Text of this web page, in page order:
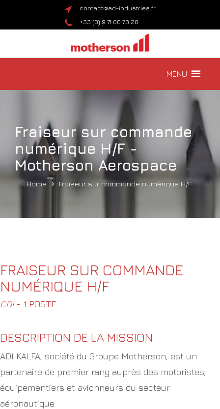
contact@ad-industries.fr
+33 (0) 9 71 00 73 20
MENU
Fraiseur sur commande
numérique H/F -
Motherson Aerospace
Home Fraiseur sur commande numérique H/F
FRAISEUR SUR COMMANDE
NUMÉRIQUE H/F
CDI- 1 POSTE
DESCRIPTION DE LA MISSION
ADI KALFA, société du Groupe Motherson, est un
partenaire de premier rang auprès des motoristes,
équipementiers et avionneurs du secteur
aéronautique.